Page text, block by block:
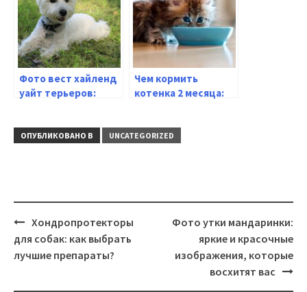
для здоровья и
долголетия собаки
Фото вест хайленд
уайт терьеров:
друзья — всё о
Чем кормить
котенка 2 месяца:
ОПУБЛИКОВАНО В UNCATEGORIZED
Навигация
Хондропротекторы
для собак: как выбрать
лучшие препараты?
Фото утки мандаринки:
яркие и красочные
изображения, которые
восхитят вас